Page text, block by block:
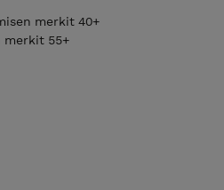
merkit 40+
merkit 55+